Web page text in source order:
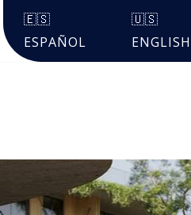
🇪🇸
ESPAÑOL
🇺🇸
ENGLISH